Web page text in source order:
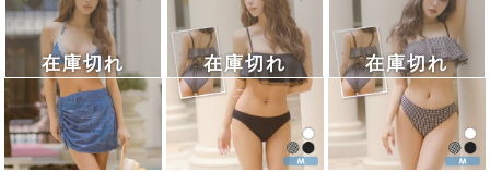
在庫切れ 在庫切れ 在庫切れ